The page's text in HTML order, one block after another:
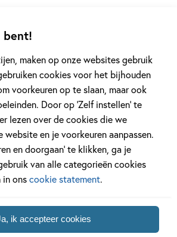
maken op onze websites gebruik
cookies voor het bijhouden
voorkeuren op te slaan, maar ook
Door op ‘Zelf instellen’ te
lezen over de cookies die we
website en je voorkeuren aanpassen.
en doorgaan’ te klikken, ga je
van alle categorieën cookies
in onscookie statement.
ik accepteer cookies
uitdagende opdracht. Het was toen
is ze vermoord en wie zou dat
Moeilijk, maar daardoor ook leuk! Ik
uit deze serie ook willen lezen. Als je
houdt, moet je dit boek echt
wel een klein beetje detective willen
boek misschien minder leuk.
met hele leuke vragen en puzzels. Het
dat over een moord ging, dat was wel